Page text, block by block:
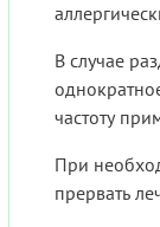
В случае
частоту
При
прервать